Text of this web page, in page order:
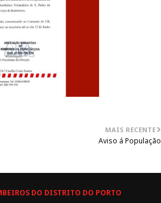
MAIS RECENTE
Aviso á População
DO DISTRITO DO PORTO